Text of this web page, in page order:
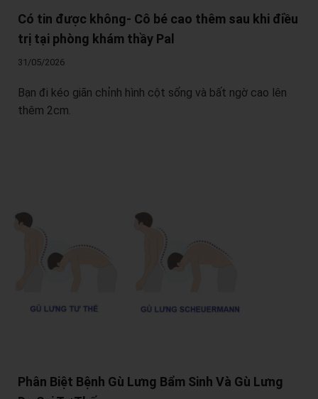
Có tin được không- Cô bé cao thêm sau khi điều
trị tại phòng khám thầy Pal
31/05/2026
Bạn đi kéo giãn chỉnh hình cột sống và bất ngờ cao lên
thêm 2cm.
Phân Biệt Bệnh Gù Lưng Bẩm Sinh Và Gù Lưng